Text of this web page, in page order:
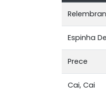
Espinha
Prece
Cai, Cai